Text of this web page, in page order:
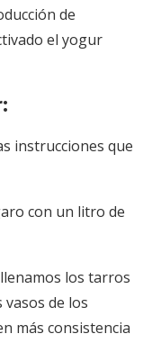
de
el yogur
instrucciones que
con un litro de
los tarros
de los
más consistencia